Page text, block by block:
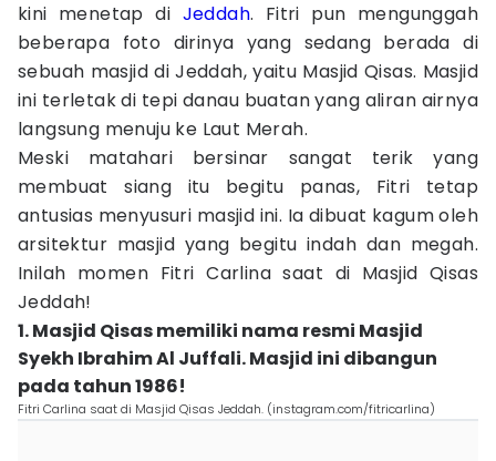
kini menetap di Jeddah. Fitri pun mengunggah
beberapa foto dirinya yang sedang berada di
sebuah masjid di Jeddah, yaitu Masjid Qisas. Masjid
ini terletak di tepi danau buatan yang aliran airnya
langsung menuju ke Laut Merah.
Meski matahari bersinar sangat terik yang
membuat siang itu begitu panas, Fitri tetap
antusias menyusuri masjid ini. Ia dibuat kagum oleh
arsitektur masjid yang begitu indah dan megah.
Inilah momen Fitri Carlina saat di Masjid Qisas
Jeddah!
1. Masjid Qisas memiliki nama resmi Masjid
Syekh Ibrahim Al Juffali. Masjid ini dibangun
pada tahun 1986!
Fitri Carlina saat di Masjid Qisas Jeddah. (instagram.com/fitricarlina)